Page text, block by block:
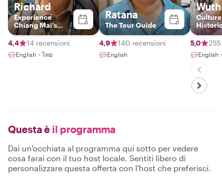
Richard
Experience
Chiang Mai’s
flavors and
wonders with
Richard, your
private guide
4,4 14 recensioni
English・ไทย
Ratana
The Tour Guide
4,9 140 recensioni
English
going
5,0
English
Questa è il programma
Dai un'occhiata al programma qui sotto per vedere
cosa farai con il tuo host locale. Sentiti libero di
personalizzare questa offerta con l'host che preferisci.